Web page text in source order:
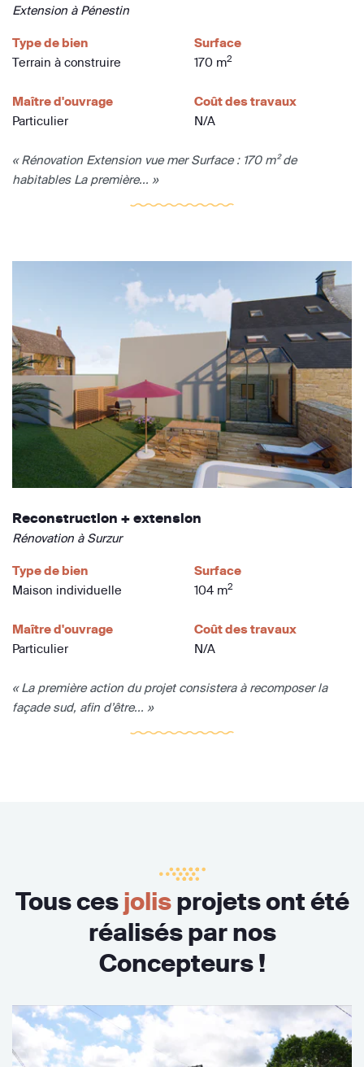
Extension à Pénestin
Type de bien
Terrain à construire
Surface
170 m2
Maître d'ouvrage
Particulier
Coût des travaux
N/A
« Rénovation Extension vue mer Surface : 170 m² de
habitables La première... »
Reconstruction + extension
Rénovation à Surzur
Type de bien
Maison individuelle
Surface
104 m2
Maître d'ouvrage
Particulier
Coût des travaux
N/A
« La première action du projet consistera à recomposer la
façade sud, afin d’être... »
Tous cesjolisprojets ont été
réalisés par nos
Concepteurs !